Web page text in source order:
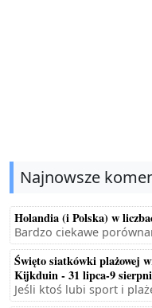
Najnowsze
Holandia (i Polska) w
Bardzo ciekawe
Święto siatkówki plażowej
Kijkduin - 31 lipca-9
Jeśli ktoś lubi sport i